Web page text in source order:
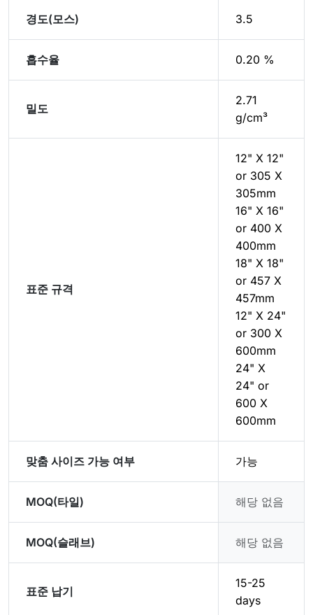
경도(모스) 3.5
흡수율 0.20 %
밀도
2.71
g/cm³
표준 규격
12" X 12"
or 305 X
305mm
16" X 16"
or 400 X
400mm
18" X 18"
or 457 X
457mm
12" X 24"
or 300 X
600mm
24" X
24" or
600 X
600mm
맞춤 사이즈 가능 여부 가능
MOQ(타일) 해당 없음
MOQ(슬래브) 해당 없음
표준 납기
15-25
days